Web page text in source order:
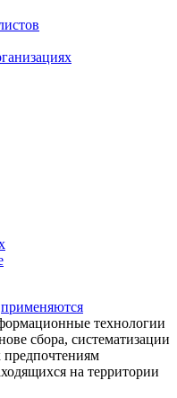
применяются
технологии
сбора, систематизации
предпочтениям
на территории